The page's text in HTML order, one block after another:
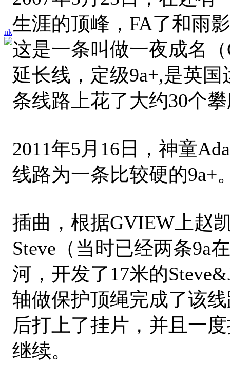
nk生涯的顶峰，FA了和雨
这是一条叫做一夜成名（
延长线，定级9a+,是英
条线路上花了大约30个
2011年5月16日，神童
线路为一条比较硬的9a+
插曲，根据GVIEW上赵
Steve（当时已经两条9a
河，开发了17米的
轴做保护顶绳完成了该
后打上了挂片，并且一
继续。